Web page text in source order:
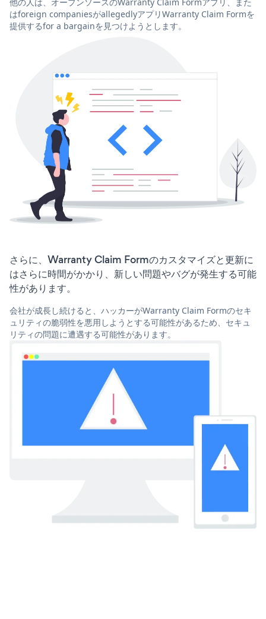
はforeign companiesがallegedlyアプリWarranty Claim Formを
提供するfor a bargainを見つけようとします。
さらに、Warranty Claim Formのカスタマイズと更新に
はさらに時間がかかり、新しい問題やバグが発生する可能
性があります。
会社が成長し続けると、ハッカーがWarranty Claim Formのセキ
ュリティの脆弱性を悪用しようとする可能性があるため、セキュ
リティの問題に遭遇する可能性があります。